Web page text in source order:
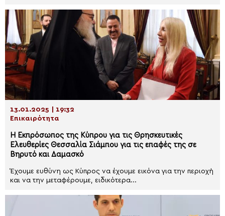
13.01.2025 | 19:32
Επικαιρότητα
Η Εκπρόσωπος της Κύπρου για τις Θρησκευτικές
Ελευθερίες Θεσσαλία Σιάμπου για τις επαφές της σε
Βηρυτό και Δαμασκό
Έχουμε ευθύνη ως Κύπρος να έχουμε εικόνα για την περιοχή
και να την μεταφέρουμε, ειδικότερα...